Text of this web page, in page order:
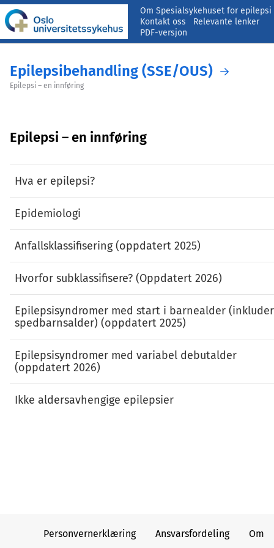
Om Spesialsykehuset for epilepsi
Kontakt oss
Relevante lenker
PDF-versjon
Epilepsibehandling (SSE/OUS)
Epilepsi – en innføring
Epilepsi – en innføring
Hva er epilepsi?
Epidemiologi
Anfallsklassifisering (oppdatert 2025)
Hvorfor subklassifisere? (Oppdatert 2026)
Epilepsisyndromer med start i barnealder
spedbarnsalder) (oppdatert 2025)
Epilepsisyndromer med variabel debutalder
(oppdatert 2026)
Ikke aldersavhengige epilepsier
Personvernerklæring Ansvarsfordeling Om